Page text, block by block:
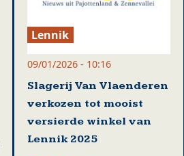
Lennik
09/01/2026 - 10:16
Slagerij Van Vlaenderen
verkozen tot mooist
versierde winkel van
Lennik 2025